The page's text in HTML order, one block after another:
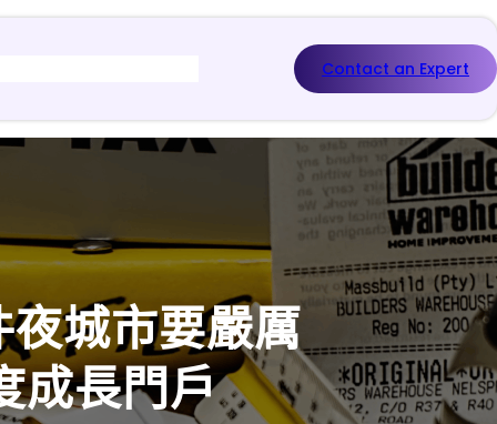
Contact an Expert
城市要嚴厲
成長門戶